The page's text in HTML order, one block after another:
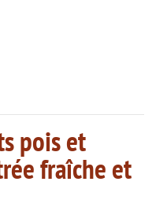
pois et
fraîche et